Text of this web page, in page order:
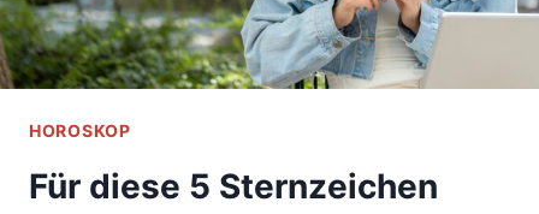
HOROSKOP
Für diese 5 Sternzeichen